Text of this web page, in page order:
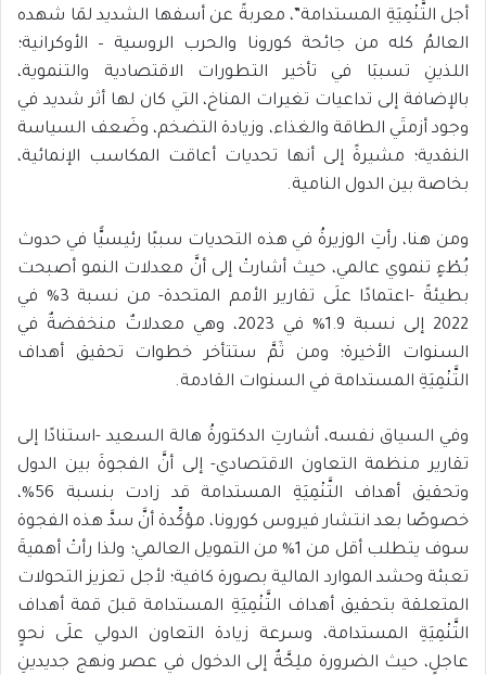
أجل التَّنْمِيَةِ المستدامة”، معربةً عن أسفها الشديد لمَا شهده
العالمُ كله من جائحة كورونا والحرب الروسية – الأوكرانية؛
اللذينِ تسببَا في تأخير التطورات الاقتصادية والتنموية،
بالإضافة إلى تداعيات تغيرات المناخ، التي كان لها أثر شديد في
وجود أزمتَي الطاقة والغذاء، وزيادة التضخم، وضَعف السياسة
النقدية؛ مشيرةً إلى أنها تحديات أعاقت المكاسب الإنمائية،
بخاصة بين الدول النامية.
ومن هنا، رأتِ الوزيرةُ في هذه التحديات سببًا رئيسيًّا في حدوث
بُطْءٍ تنموي عالمي، حيث أشارتْ إلى أنَّ معدلات النمو أصبحت
بطيئةً -اعتمادًا علَى تقارير الأمم المتحدة- من نسبة 3% في
2022 إلى نسبة 1.9% في 2023، وهي معدلاتٌ منخفضةٌ في
السنوات الأخيرة؛ ومن ثَمَّ ستتأخر خطوات تحقيق أهداف
التَّنْمِيَةِ المستدامة في السنوات القادمة.
وفي السياق نفسه، أشارتِ الدكتورةُ هالة السعيد -استنادًا إلى
تقارير منظمة التعاون الاقتصادي- إلى أنَّ الفجوةَ بين الدول
وتحقيق أهداف التَّنْمِيَةِ المستدامة قد زادت بنسبة 56%،
خصوصًا بعد انتشار فيروس كورونا، مؤكِّدة أنَّ سدَّ هذه الفجوة
سوف يتطلب أقل من 1% من التمويل العالمي؛ ولذا رأتْ أهميةَ
تعبئة وحشد الموارد المالية بصورة كافية؛ لأجل تعزيز التحولات
المتعلقة بتحقيق أهداف التَّنْمِيَةِ المستدامة قبلَ قمة أهداف
التَّنْمِيَةِ المستدامة، وسرعة زيادة التعاون الدولي علَى نحوٍ
عاجلٍ، حيث الضرورة ملِحَّةٌ إلى الدخول في عصر ونهج جديدينِ